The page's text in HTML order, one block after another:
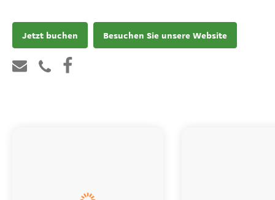
Jetzt buchen Besuchen Sie unsere Website